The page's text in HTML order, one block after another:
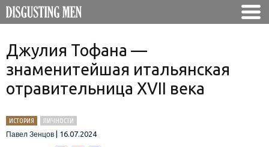
Джулия Тофана —
знаменитейшая итальянская
отравительница XVII века
ИСТОРИЯ
ЛИЧНОСТИ
Павел Зенцов
16.07.2024